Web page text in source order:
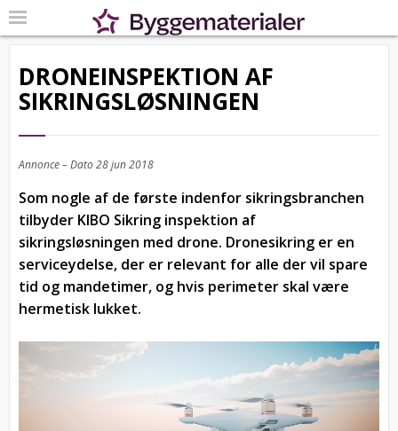
DRONEINSPEKTION AF
SIKRINGSLØSNINGEN
Annonce – Dato28 jun 2018
Som nogle af de første indenfor sikringsbranchen
tilbyder KIBO Sikring inspektion af
sikringsløsningen med drone. Dronesikring er en
serviceydelse, der er relevant for alle der vil spare
tid og mandetimer, og hvis perimeter skal være
hermetisk lukket.